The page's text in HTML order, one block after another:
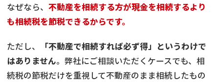
なぜなら、 不動産を相続する方が現金を相続するより
も相続税を節税できるからです。
ただし、
「不動産で相続すれば必ず得」というわけで
はありません。弊社にご相談いただくケースでも、相
続税の節税だけを重視して不動産のまま相続したもの